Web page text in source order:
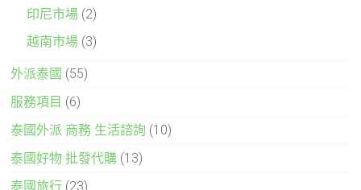
印尼市場 (2)
越南市場 (3)
外派泰國 (55)
服務項目 (6)
泰國外派 商務 生活諮詢 (10)
泰國好物 批發代購 (13)
泰國旅行 (23)